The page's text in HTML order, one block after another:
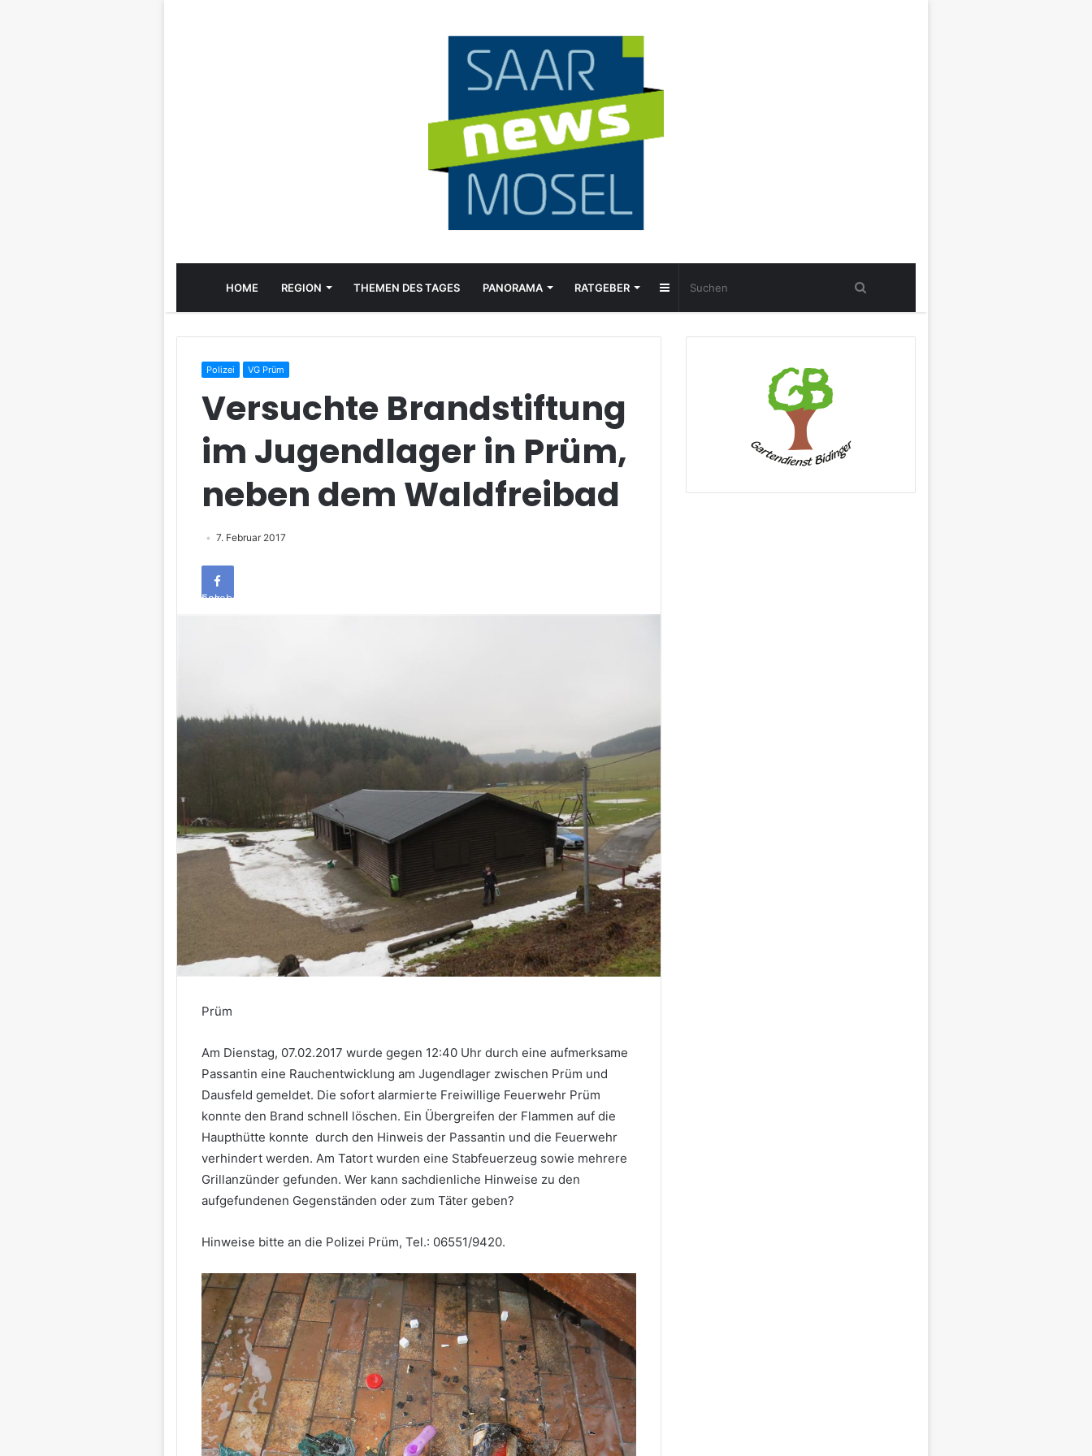
HOME REGION THEMEN DES TAGES PANORAMA RATGEBER Sidebar
Polizei VG Prüm
Versuchte Brandstiftung
im Jugendlager in Prüm,
neben dem Waldfreibad
7. Februar 2017
Facebook
Prüm
Am Dienstag, 07.02.2017 wurde gegen 12:40 Uhr durch eine aufmerksame
Passantin eine Rauchentwicklung am Jugendlager zwischen Prüm und
Dausfeld gemeldet. Die sofort alarmierte Freiwillige Feuerwehr Prüm
konnte den Brand schnell löschen. Ein Übergreifen der Flammen auf die
Haupthütte konnte durch den Hinweis der Passantin und die Feuerwehr
verhindert werden. Am Tatort wurden eine Stabfeuerzeug sowie mehrere
Grillanzünder gefunden. Wer kann sachdienliche Hinweise zu den
aufgefundenen Gegenständen oder zum Täter geben?
Hinweise bitte an die Polizei Prüm, Tel.: 06551/9420.